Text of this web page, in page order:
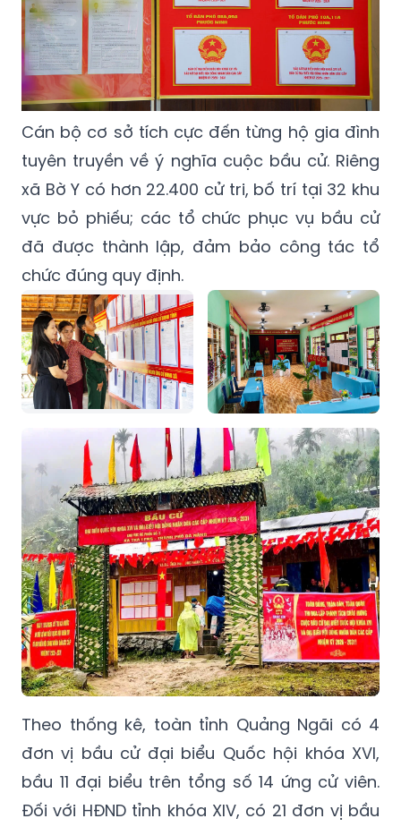
Cán bộ cơ sở tích cực đến từng hộ gia đình
tuyên truyền về ý nghĩa cuộc bầu cử. Riêng
xã Bờ Y có hơn 22.400 cử tri, bố trí tại 32 khu
vực bỏ phiếu; các tổ chức phục vụ bầu cử
đã được thành lập, đảm bảo công tác tổ
chức đúng quy định.
Theo thống kê, toàn tỉnh Quảng Ngãi có 4
đơn vị bầu cử đại biểu Quốc hội khóa XVI,
bầu 11 đại biểu trên tổng số 14 ứng cử viên.
Đối với HĐND tỉnh khóa XIV, có 21 đơn vị bầu